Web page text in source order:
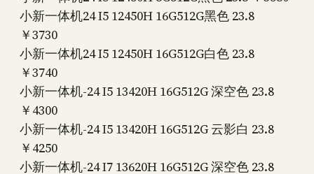
小新一体机24 I5 12450H 16G512G黑色 23.8
￥3730
小新一体机24 I5 12450H 16G512G白色 23.8
￥3740
小新一体机-24 I5 13420H 16G512G 深空色 23.8
￥4300
小新一体机-24 I5 13420H 16G512G 云影白 23.8
￥4250
小新一体机-24 I7 13620H 16G512G 深空色 23.8